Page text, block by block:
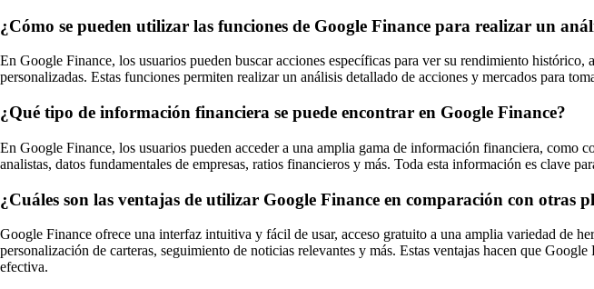
¿Cómo se pueden utilizar las funciones de Google Finance para realizar un
En Google Finance, los usuarios pueden buscar acciones específicas para ver su rendimiento
personalizadas. Estas funciones permiten realizar un análisis detallado de acciones y mercados para
¿Qué tipo de información financiera se puede encontrar en Google Finance?
En Google Finance, los usuarios pueden acceder a una amplia gama de información financiera, como
analistas, datos fundamentales de empresas, ratios financieros y más. Toda esta información es clave
¿Cuáles son las ventajas de utilizar Google Finance en comparación con otras
Google Finance ofrece una interfaz intuitiva y fácil de usar, acceso gratuito a una amplia variedad de
personalización de carteras, seguimiento de noticias relevantes y más. Estas ventajas hacen que
efectiva.